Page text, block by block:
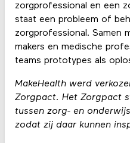
zorgprofessional en een
staat een probleem of
zorgprofessional. Samen
makers en medische
teams prototypes als
MakeHealth werd
Zorgpact. Het Zorgpact
tussen zorg- en
zodat zij daar kunnen